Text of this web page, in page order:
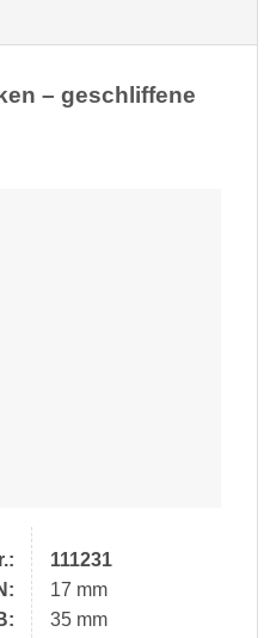
– geschliffene
111231
17 mm
35 mm